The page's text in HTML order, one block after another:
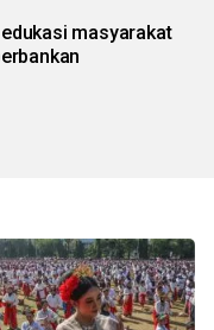
masyarakat